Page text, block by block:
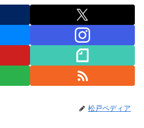
松戸ペディア